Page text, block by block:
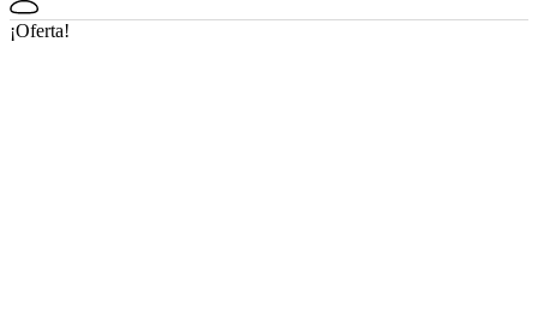
¡Oferta!